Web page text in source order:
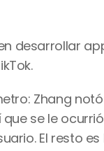
desarrollar
Zhang
se le
El resto es